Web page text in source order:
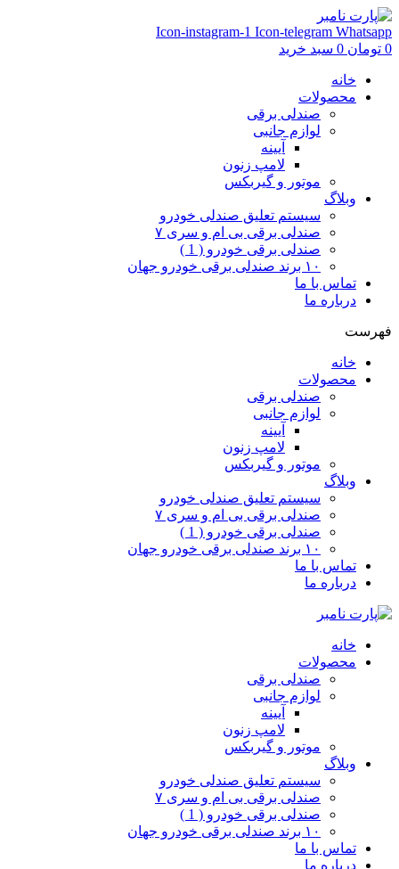
Icon-instagram-1 Icon-telegram Whatsapp
0 تومان 0 سبد خرید
خانه
محصولات
صندلی برقی
لوازم جانبی
آیینه
لامپ زنون
موتور و گیربکس
وبلاگ
سیستم تعلیق صندلی خودرو
صندلی برقی بی ام و سری ۷
صندلی برقی خودرو ( 1 )
۱۰ برند صندلی برقی خودرو جهان
تماس با ما
درباره ما
فهرست
خانه
محصولات
صندلی برقی
لوازم جانبی
آیینه
لامپ زنون
موتور و گیربکس
وبلاگ
سیستم تعلیق صندلی خودرو
صندلی برقی بی ام و سری ۷
صندلی برقی خودرو ( 1 )
۱۰ برند صندلی برقی خودرو جهان
تماس با ما
درباره ما
خانه
محصولات
صندلی برقی
لوازم جانبی
آیینه
لامپ زنون
موتور و گیربکس
وبلاگ
سیستم تعلیق صندلی خودرو
صندلی برقی بی ام و سری ۷
صندلی برقی خودرو ( 1 )
۱۰ برند صندلی برقی خودرو جهان
تماس با ما
درباره ما